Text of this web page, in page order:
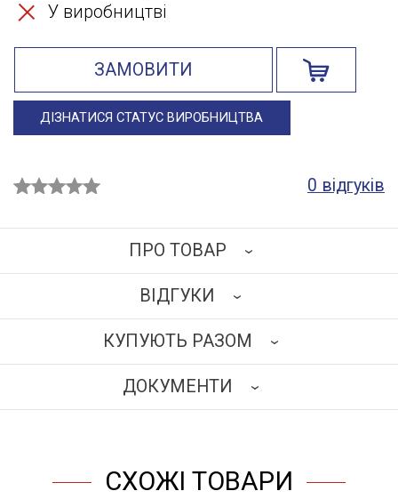
У виробництві
ЗАМОВИТИ
ДІЗНАТИСЯ СТАТУС ВИРОБНИЦТВА
0 відгуків
ПРО ТОВАР
В основі столу асистентського – зварний каркас,
виготовлений зі сталевих прямокутних труб
(перетином 60х30х2 мм), пофарбованих епокси–
матової текстури.
завтовшки 18 мм бежевого кольору. Торці обклеєні
ВІДГУКИ
НАПИСАТИ ВІДГУК
КУПУЮТЬ РАЗОМ
ДОКУМЕНТИ
СХОЖІ ТОВАРИ